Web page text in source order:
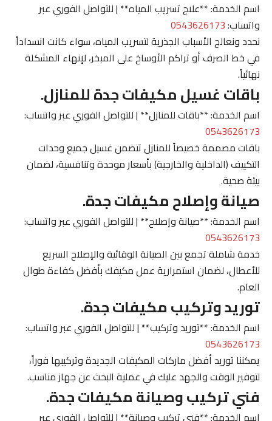
اسم الخدمة: **علاج تسريب المياه** | للتواصل الفوري عبر
واتساب:0543626173
نحدد ونعالج الأسباب الجذرية لتسريب المياه، سواء كانت انسداداً
في خط الصرف أو تراكم الأوساخ على المبخر، لإنهاء المشكلة
نهائياً.
باقات غسيل مكيفات جدة للمنازل.
اسم الخدمة: **باقات للمنازل** | للتواصل الفوري عبر واتساب:
0543626173
باقات مصممة خصيصاً للمنازل تتضمن غسيل جميع وحدات
التكييف (الداخلية والخارجية) بأسعار موحدة وتنافسية، لضمان
بيئة صحية.
صيانة وإصلاح مكيفات جدة.
اسم الخدمة: **صيانة وإصلاح** | للتواصل الفوري عبر واتساب:
0543626173
خدمة شاملة تجمع بين الصيانة الوقائية والإصلاح السريع
للأعطال، لضمان استمرارية عمل مكيفك بأفضل كفاءة طوال
العام.
توريد وتركيب مكيفات جدة.
اسم الخدمة: **توريد وتركيب** | للتواصل الفوري عبر واتساب:
0543626173
يمكننا توريد أفضل ماركات المكيفات الجديدة وتركيبها فوراً،
لتوفير الوقت والجهد عليك في عملية البحث عن جهاز مناسب.
فني تركيب وصيانة مكيفات جدة.
اسم الخدمة: **فني تركيب وصيانة** | للتواصل الفوري عبر